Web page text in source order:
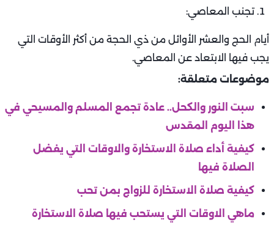
تجنب المعاصي:
أيام الحج والعشر الأوائل من ذي الحجة من أكثر الأوقات التي
يجب فيها الابتعاد عن المعاصي.
موضوعات متعلقة:
سبت النور والكحل.. عادة تجمع المسلم والمسيحي في
هذا اليوم المقدس
كيفية أداء صلاة الاستخارة والاوقات التي يفضل
الصلاة فيها
كيفية صلاة الاستخارة للزواج بمن تحب
ماهي الاوقات التي يستحب فيها صلاة الاستخارة